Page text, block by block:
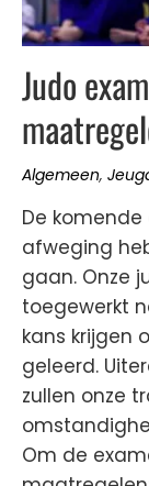
Judo
Algemeen,
De
afweging
gaan. Onze
toegewerkt
kans krijgen
geleerd.
zullen onze
Om de